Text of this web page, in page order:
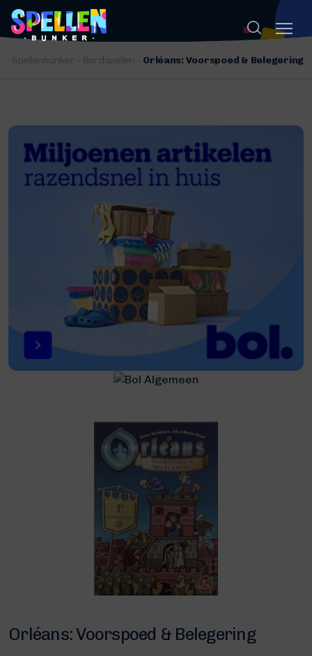
Spellenbunker - Bordspellen - Orléans: Voorspoed & Belegering
Orléans: Voorspoed & Belegering